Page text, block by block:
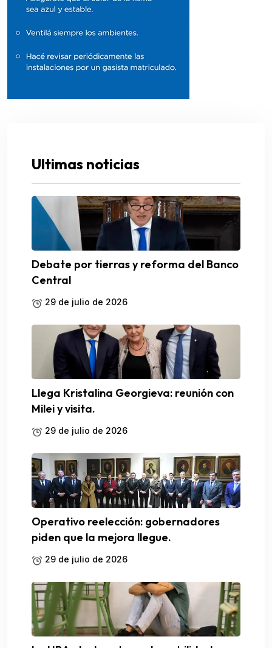
Ultimas noticias
Debate por tierras y reforma del Banco
Central
29 de julio de 2026
Llega Kristalina Georgieva: reunión con
Milei y visita.
29 de julio de 2026
Operativo reelección: gobernadores
piden que la mejora llegue.
29 de julio de 2026